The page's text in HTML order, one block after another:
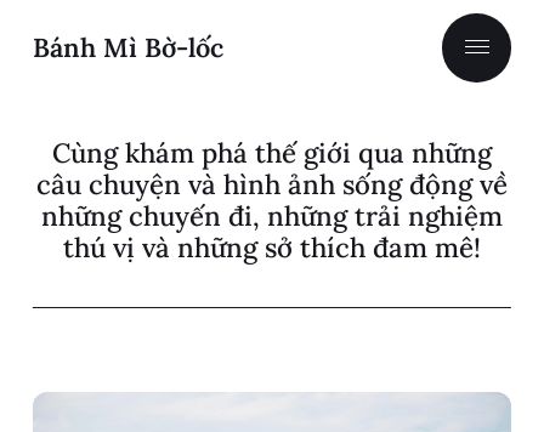
Bánh Mì Bờ-lốc
Cùng khám phá thế giới qua những
câu chuyện và hình ảnh sống động về
những chuyến đi, những trải nghiệm
thú vị và những sở thích đam mê!